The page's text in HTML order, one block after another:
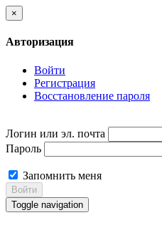
×
Авторизация
Войти
Регистрация
Восстановление пароля
Логин или эл. почта
Пароль
Запомнить меня
Войти
Toggle navigation